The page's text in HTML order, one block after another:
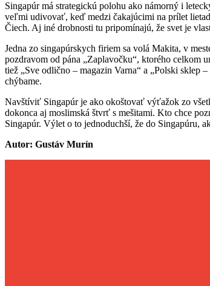
Singapúr má strategickú polohu ako námorný i
veľmi udivovať, keď medzi čakajúcimi na prílet
Čiech. Aj iné drobnosti tu pripomínajú, že svet je
Jedna zo singapúrskych firiem sa volá Makita, v
pozdravom od pána „Zaplavočku“, ktorého celkom
tiež „Sve odlično – magazin Varna“ a „Polski sklep
chýbame.
Navštíviť Singapúr je ako okoštovať výťažok zo
dokonca aj moslimská štvrť s mešitami. Kto chce
Singapúr. Výlet o to jednoduchší, že do Singapúru,
Autor: Gustáv Murín